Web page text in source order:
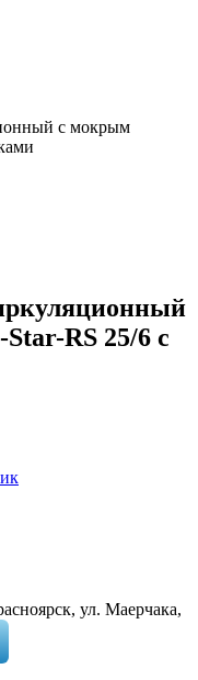
с мокрым
RS 25/6 с
ул. Маерчака,